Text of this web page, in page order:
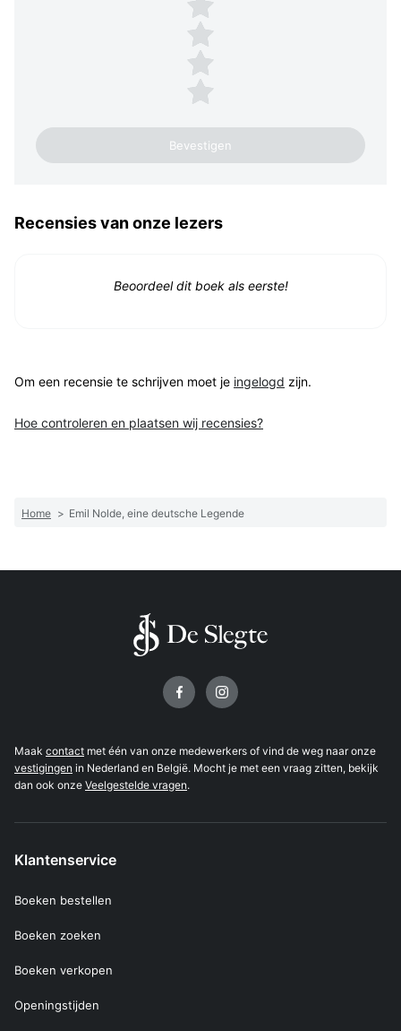
3 sterren
2 sterren
1 ster
Recensies van onze lezers
Beoordeel dit boek als eerste!
Om een recensie te schrijven moet je ingelogd zijn.
Hoe controleren en plaatsen wij recensies?
Home > Emil Nolde, eine deutsche Legende
Maak contact met één van onze medewerkers of vind de weg naar onze
vestigingen in Nederland en België. Mocht je met een vraag zitten, bekijk
dan ook onze Veelgestelde vragen.
Klantenservice
Boeken bestellen
Boeken zoeken
Boeken verkopen
Openingstijden